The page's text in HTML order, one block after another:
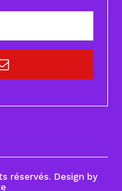
réservés. Design by